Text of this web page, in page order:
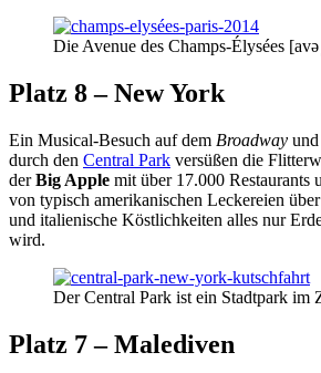
Die Avenue des Champs-Élysées
Platz 8 – New York
Ein Musical-Besuch auf dem Broadway
durch den Central Park versüßen die
derBig Apple mit über 17.000 Restaurants
von typisch amerikanischen Leckereien
und italienische Köstlichkeiten alles nur
wird.
Der Central Park ist ein Stadtpark im
Platz 7 – Malediven